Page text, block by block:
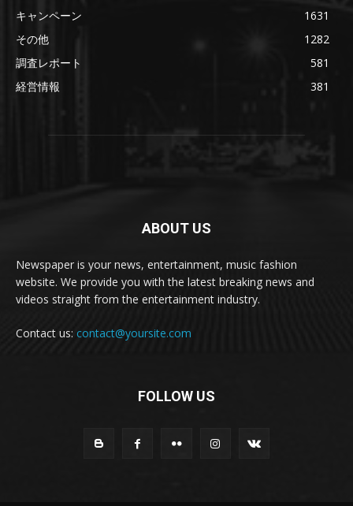
キャンペーン
1631
その他
1282
調査レポート
581
経営情報
381
ABOUT US
Newspaper is your news, entertainment, music fashion
website. We provide you with the latest breaking news and
videos straight from the entertainment industry.
Contact us: contact@yoursite.com
FOLLOW US